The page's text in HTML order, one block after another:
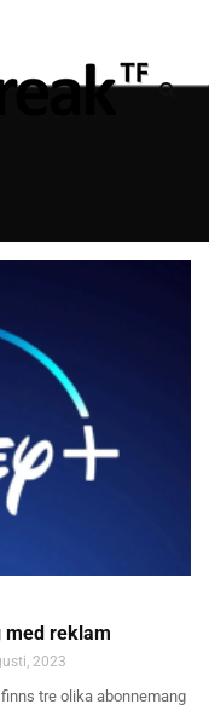
med reklam
2023
tre olika abonnemang